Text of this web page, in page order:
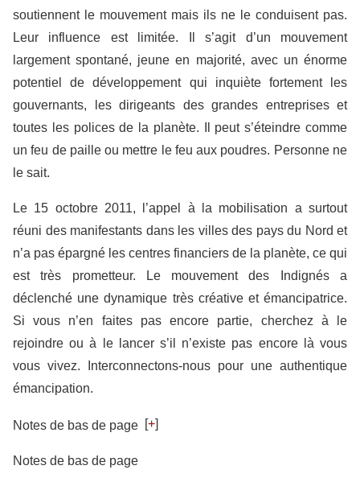
soutiennent le mouvement mais ils ne le conduisent pas.
Leur influence est limitée. Il s’agit d’un mouvement
largement spontané, jeune en majorité, avec un énorme
potentiel de développement qui inquiète fortement les
gouvernants, les dirigeants des grandes entreprises et
toutes les polices de la planète. Il peut s’éteindre comme
un feu de paille ou mettre le feu aux poudres. Personne ne
le sait.
Le 15 octobre 2011, l’appel à la mobilisation a surtout
réuni des manifestants dans les villes des pays du Nord et
n’a pas épargné les centres financiers de la planète, ce qui
est très prometteur. Le mouvement des Indignés a
déclenché une dynamique très créative et émancipatrice.
Si vous n’en faites pas encore partie, cherchez à le
rejoindre ou à le lancer s’il n’existe pas encore là vous
vous vivez. Interconnectons-nous pour une authentique
émancipation.
Notes de bas de page [+]
Notes de bas de page